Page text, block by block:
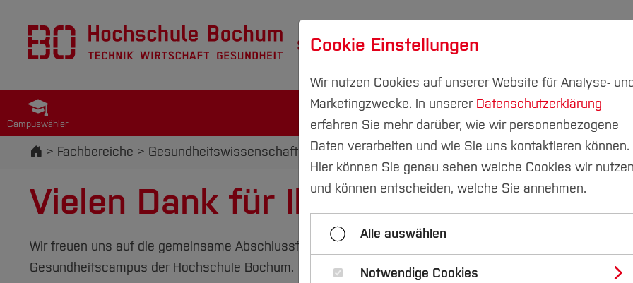
Studium Forschung & Transfer
Campuswähler
Startseite
Fachbereiche Gesundheits­wissenschaften Aktuelles
Vielen Dank für Ihre Anmeldung
Wir freuen uns auf die gemeinsame Abschlussfeier am Freitag, 07. November 2025, ab 16 Uhr, im
Gesundheitscampus der Hochschule Bochum.
Cookie Einstellungen
Wir nutzen Cookies auf unserer Website für Analyse-
Marketingzwecke. In unserer Datenschutzerklärung
erfahren Sie mehr darüber, wie wir personenbezogene
Daten verarbeiten und wie Sie uns kontaktieren können.
Hier können Sie genau sehen welche Cookies wir
und können entscheiden, welche Sie annehmen.
Alle auswählen
Notwendige Cookies